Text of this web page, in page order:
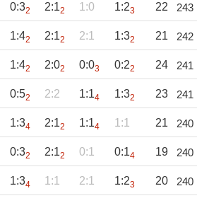
0:32 2:12 1:0 1:23 22 243
1:42 2:12 2:1 1:32 21 242
1:42 2:02 0:03 0:22 24 241
0:52 2:2 1:14 1:32 23 241
1:34 2:12 1:14 1:1 21 240
0:32 2:12 0:1 0:14 19 240
1:34 1:1 2:1 1:23 20 240